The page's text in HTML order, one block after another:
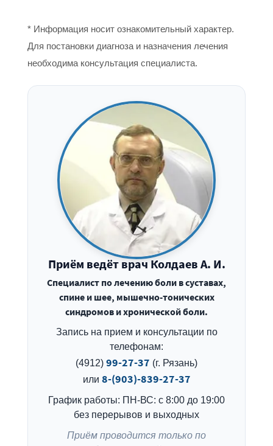
* Информация носит ознакомительный характер.
Для постановки диагноза и назначения лечения
необходима консультация специалиста.
Приём ведёт врач Колдаев А. И.
Специалист по лечению боли в суставах,
спине и шее, мышечно-тонических
синдромов и хронической боли.
Запись на прием и консультации по
телефонам:
(4912) 99-27-37 (г. Рязань)
или 8-(903)-839-27-37
График работы: ПН-ВС: с 8:00 до 19:00
без перерывов и выходных
Приём проводится только по